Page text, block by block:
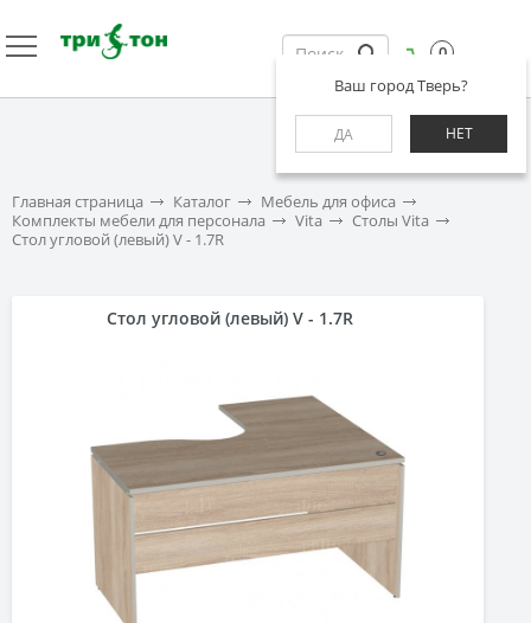
Ваш город Тверь?
ДА НЕТ
0
Главная страница Каталог
Мебель для офиса
Комплекты мебели для персонала
Vita
Столы Vita
Стол угловой (левый) V - 1.7R
Стол угловой (левый) V - 1.7R